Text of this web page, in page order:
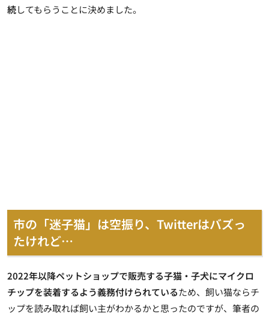
続してもらうことに決めました。
市の「迷子猫」は空振り、Twitterはバズっ
たけれど…
2022年以降ペットショップで販売する子猫・子犬にマイクロ
チップを装着するよう義務付けられているため、飼い猫ならチ
ップを読み取れば飼い主がわかるかと思ったのですが、筆者の